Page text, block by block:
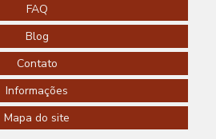
FAQ
Blog
Contato
Informações
Mapa do site